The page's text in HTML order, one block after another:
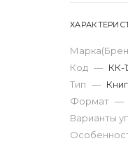
Код — КК-
Тип —
Формат —
Варианты